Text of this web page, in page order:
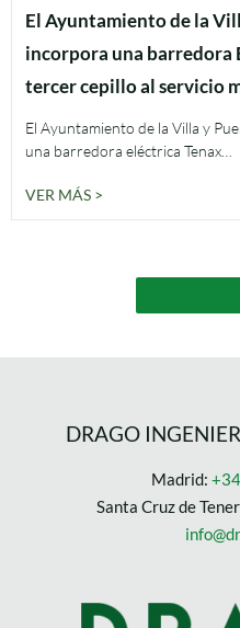
El Ayuntamiento de la
incorpora una barredora
tercer cepillo al servicio
El Ayuntamiento de la Villa y
una barredora eléctrica Tenax…
VER MÁS >
DRAGO
Madrid:
Santa Cruz de